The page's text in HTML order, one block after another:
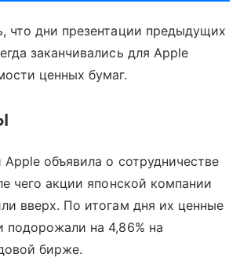
что дни презентации предыдущих
заканчивались для Apple
ценных бумаг.
объявила о сотрудничестве
чего акции японской компании
вверх. По итогам дня их ценные
подорожали на 4,86% на
бирже.